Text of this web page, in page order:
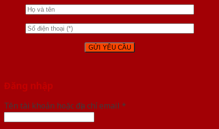
Đăng nhập
Tên tài khoản hoặc địa chỉ email *